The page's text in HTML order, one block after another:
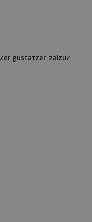
Zer gustatzen zaizu?